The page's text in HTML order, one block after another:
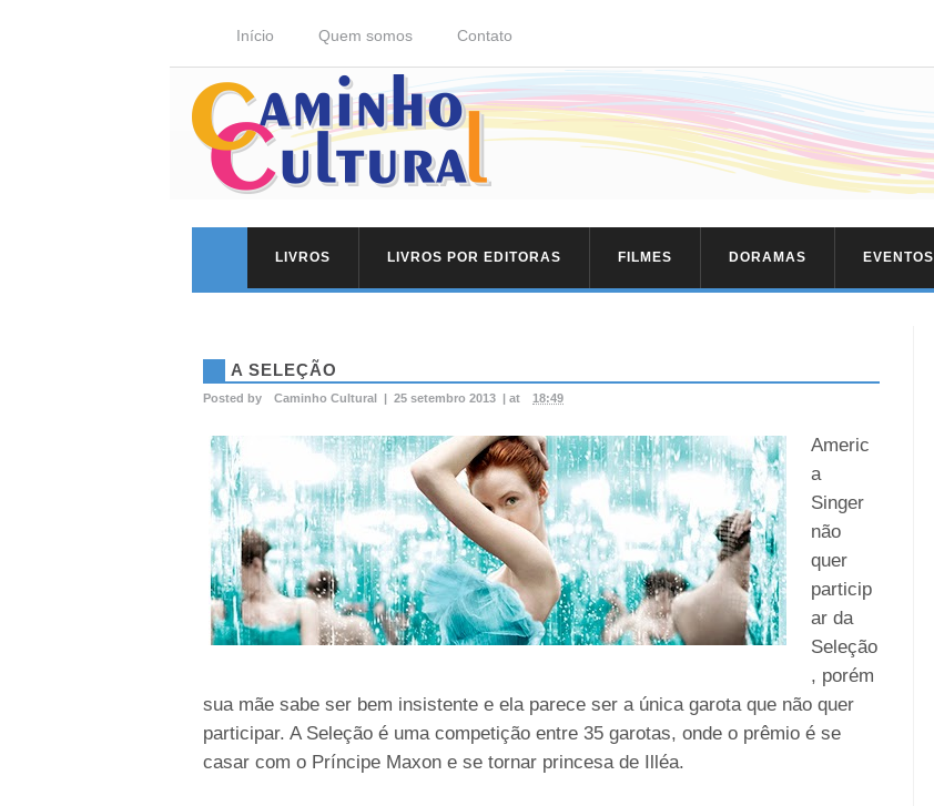
Início Quem somos Contato
LIVROS LIVROS POR EDITORAS FILMES DORAMAS EVENTOS
A SELEÇÃO
Posted by Caminho Cultural | 25 setembro 2013 | at 18:49
Americ
a
Singer
não
quer
particip
ar da
Seleção
, porém
sua mãe sabe ser bem insistente e ela parece ser a única garota que não quer
participar. A Seleção é uma competição entre 35 garotas, onde o prêmio é se
casar com o Príncipe Maxon e se tornar princesa de Illéa.